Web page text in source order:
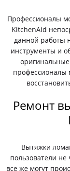
Профессионалы
KitchenAid
данной работы
инструменты и
профессионалы
Ремонт
Вытяжки
пользователи не
все же могут